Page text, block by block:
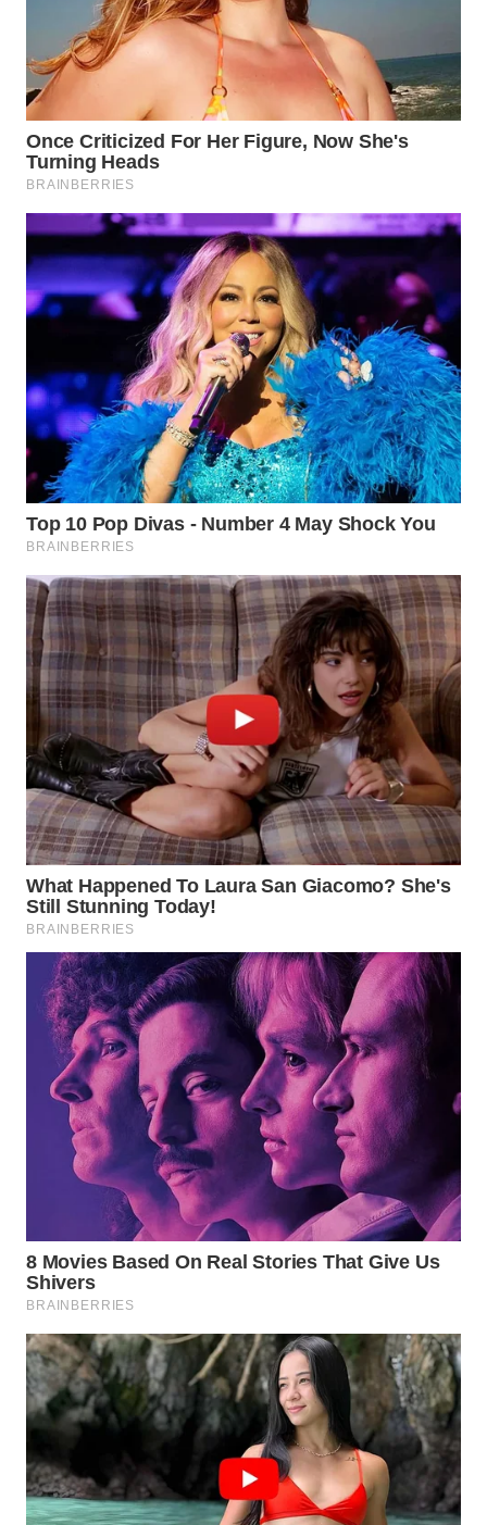
PRIANGAN
TIMUR
SEMARANG
WN
SOLO
WN
BOROBUDUR
MADURA
WN
SURABAYA
WN
NATUNA
WN
BINTAN
WN
MANDALIKA
LIKUPANG
WN
LABUANBAJO
WN
BORNEO
Wahana
WAHANA
NEWS
WAHANA
TANI
WAHANA
ADVOKAT
INFRASTRUKTUR
WAHANA
KONSUMEN
WAHANA
LISTRIK